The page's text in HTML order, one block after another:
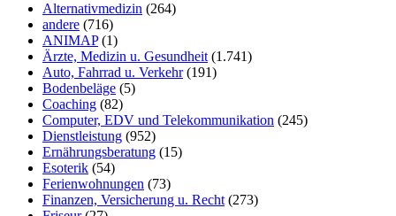
Alternativmedizin (264)
andere (716)
ANIMAP(1)
Ärzte, Medizin u. Gesundheit (1.741)
Auto, Fahrrad u. Verkehr(191)
Bodenbeläge (5)
Coaching (82)
Computer, EDV und Telekommunikation (245)
Dienstleistung (952)
Ernährungsberatung (15)
Esoterik (54)
Ferienwohnungen (73)
Finanzen, Versicherung u. Recht (273)